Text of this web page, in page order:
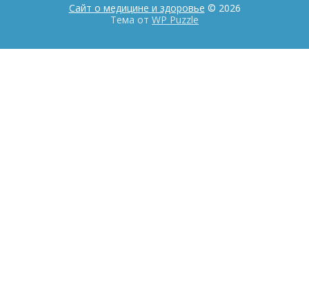
Сайт о медицине и здоровье © 2026
Тема от WP Puzzle